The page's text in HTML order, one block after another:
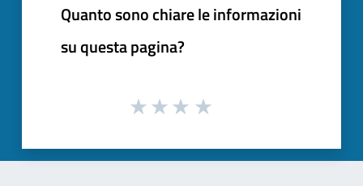
Quanto sono chiare le informazioni
su questa pagina?